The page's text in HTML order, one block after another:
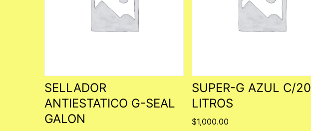
SELLADOR
ANTIESTATICO G-SEAL
GALON
SUPER-G AZUL C/20
LITROS
$1,000.00